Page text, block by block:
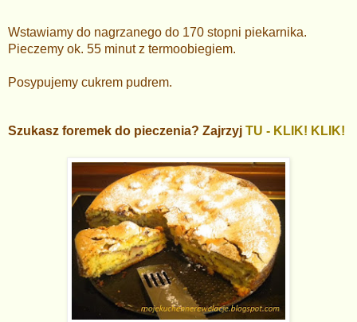
Wstawiamy do nagrzanego do 170 stopni piekarnika.
Pieczemy ok. 55 minut z termoobiegiem.
Posypujemy cukrem pudrem.
Szukasz foremek do pieczenia? Zajrzyj TU - KLIK! KLIK!